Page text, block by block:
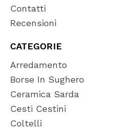
Contatti
Recensioni
CATEGORIE
Arredamento
Borse In Sughero
Ceramica Sarda
Cesti Cestini
Coltelli